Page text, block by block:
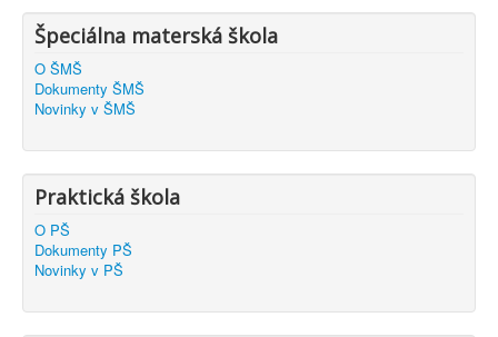
Špeciálna materská škola
O ŠMŠ
Dokumenty ŠMŠ
Novinky v ŠMŠ
Praktická škola
O PŠ
Dokumenty PŠ
Novinky v PŠ